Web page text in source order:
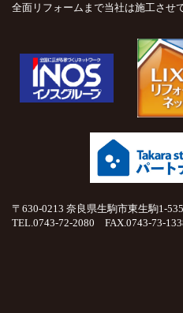
全面リフォームまで当社は施工させ
〒630-0213 奈良県生駒市東生駒1-535
TEL.0743-72-2080 FAX.0743-73-